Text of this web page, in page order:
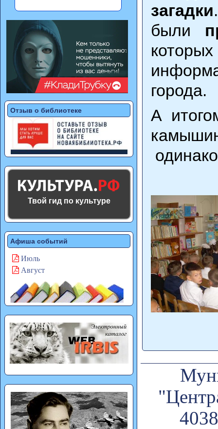
Отзыв о библиотеке
Твой гид по культуре
Афиша событий
Июль
Август
загадки
были
города.
А